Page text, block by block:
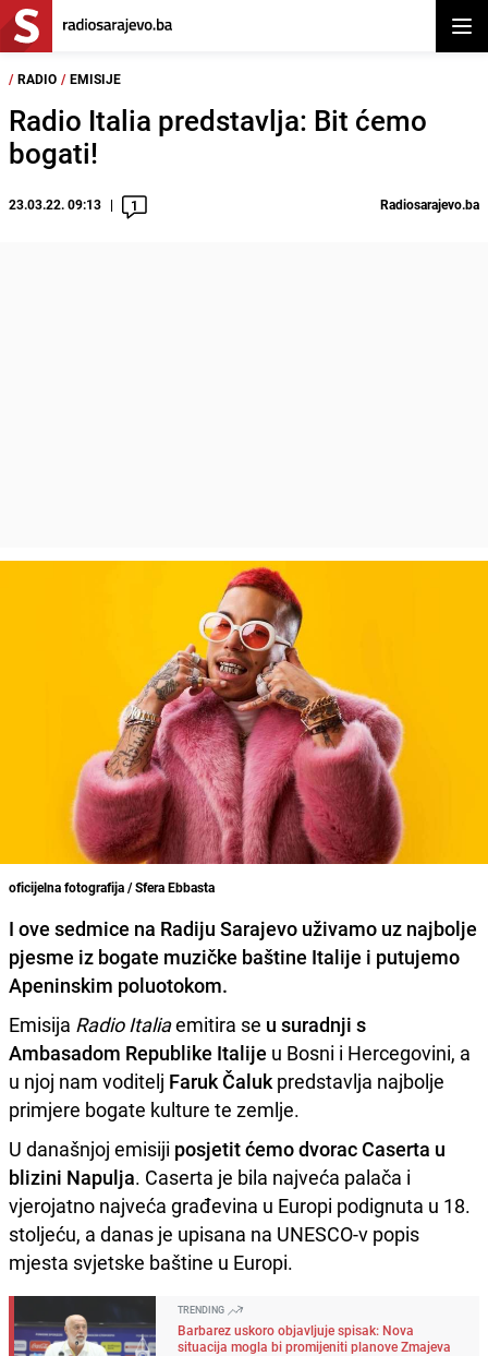
/ RADIO / EMISIJE
Radio Italia predstavlja: Bit ćemo
bogati!
23.03.22. 09:13 1 Radiosarajevo.ba
oficijelna fotografija / Sfera Ebbasta
I ove sedmice na Radiju Sarajevo uživamo uz najbolje
pjesme iz bogate muzičke baštine Italije i putujemo
Apeninskim poluotokom.
Emisija Radio Italiaemitira se u suradnji s
Ambasadom Republike Italije u Bosni i Hercegovini, a
u njoj nam voditelj Faruk Čaluk predstavlja najbolje
primjere bogate kulture te zemlje.
U današnjoj emisiji posjetit ćemo dvorac Caserta u
blizini Napulja. Caserta je bila najveća palača i
vjerojatno najveća građevina u Europi podignuta u 18.
stoljeću, a danas je upisana na UNESCO-v popis
mjesta svjetske baštine u Europi.
TRENDING
Barbarez uskoro objavljuje spisak: Nova
situacija mogla bi promijeniti planove Zmajeva